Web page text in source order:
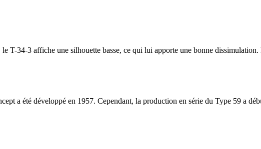
T-34-3 affiche une silhouette basse, ce qui lui apporte une bonne
a été développé en 1957. Cependant, la production en série du Type 59 a